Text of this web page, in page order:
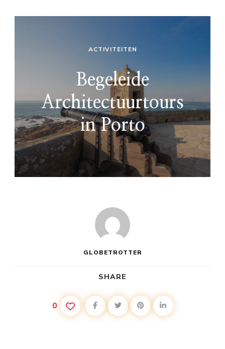
ACTIVITEITEN
Begeleide
Architectuurtours
in Porto
GLOBETROTTER
SHARE
0